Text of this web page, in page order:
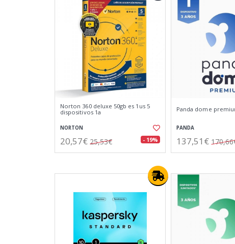
Norton 360 deluxe 50gb es 1us 5
dispositivos 1a
NORTON
20,57€ 25,53€ - 19%
Panda dome
PANDA
137,51€